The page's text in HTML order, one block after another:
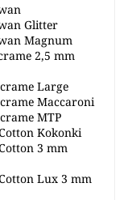
Glitter
Magnum
2,5 mm
Large
Maccaroni
MTP
Kokonki
3 mm
Lux 3 mm